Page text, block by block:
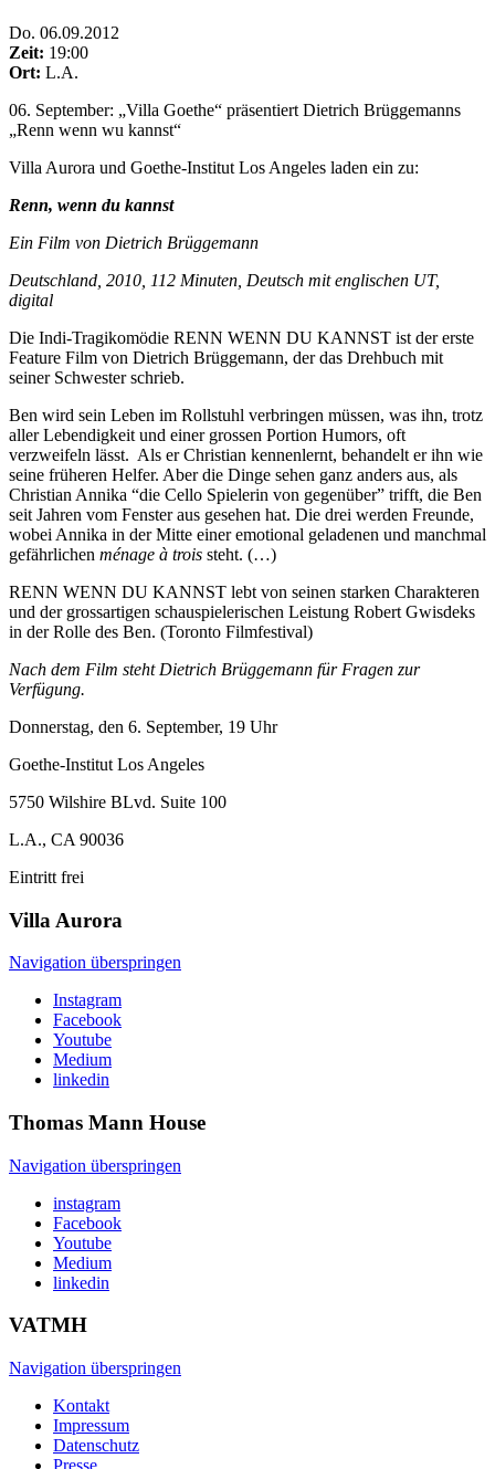
Do. 06.09.2012
Zeit: 19:00
Ort: L.A.
06. September: „Villa Goethe“ präsentiert Dietrich Brüggemanns
„Renn wenn wu kannst“
Villa Aurora und Goethe-Institut Los Angeles laden ein zu:
Renn, wenn du kannst
Ein Film von Dietrich Brüggemann
Deutschland, 2010, 112 Minuten, Deutsch mit englischen UT,
digital
Die Indi-Tragikomödie RENN WENN DU KANNST ist der erste
Feature Film von Dietrich Brüggemann, der das Drehbuch mit
seiner Schwester schrieb.
Ben wird sein Leben im Rollstuhl verbringen müssen, was ihn, trotz
aller Lebendigkeit und einer grossen Portion Humors, oft
verzweifeln lässt. Als er Christian kennenlernt, behandelt er ihn wie
seine früheren Helfer. Aber die Dinge sehen ganz anders aus, als
Christian Annika “die Cello Spielerin von gegenüber” trifft, die Ben
seit Jahren vom Fenster aus gesehen hat. Die drei werden Freunde,
wobei Annika in der Mitte einer emotional geladenen und manchmal
gefährlichen ménage à trois steht. (…)
RENN WENN DU KANNST lebt von seinen starken Charakteren
und der grossartigen schauspielerischen Leistung Robert Gwisdeks
in der Rolle des Ben. (Toronto Filmfestival)
Nach dem Film steht Dietrich Brüggemann für Fragen zur
Verfügung.
Donnerstag, den 6. September, 19 Uhr
Goethe-Institut Los Angeles
5750 Wilshire BLvd. Suite 100
L.A., CA 90036
Eintritt frei
Villa Aurora
Navigation überspringen
Instagram
Facebook
Youtube
Medium
linkedin
Thomas Mann House
Navigation überspringen
instagram
Facebook
Youtube
Medium
linkedin
VATMH
Navigation überspringen
Kontakt
Impressum
Datenschutz